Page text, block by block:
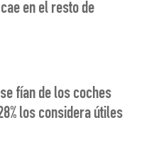
en el resto de
fían de los coches
los considera útiles